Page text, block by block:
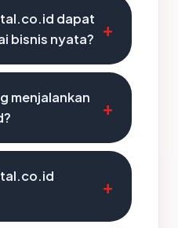
dapat
bisnis nyata?
menjalankan